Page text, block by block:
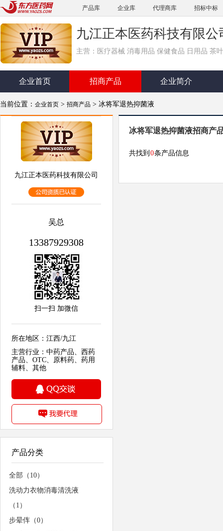
产品库 企业库 代理商库 招标中标
九江正本医药科技有限公
主营：医疗器械 消毒用品 保健食品 日用品 茶
企业首页 招商产品 企业简介
当前位置： 企业首页 > 招商产品 > 冰将军退热抑菌液
九江正本医药科技有限公司
吴总
13387929308
扫一扫 加微信
所在地区：江西/九江
主营行业：中药产品、西药
产品、OTC、原料药、药用
辅料、其他
产品分类
全部（10）
洗动力衣物消毒清洗液
（1）
步晕伡（0）
冰将军退热抑菌液招商产
共找到 0条产品信息